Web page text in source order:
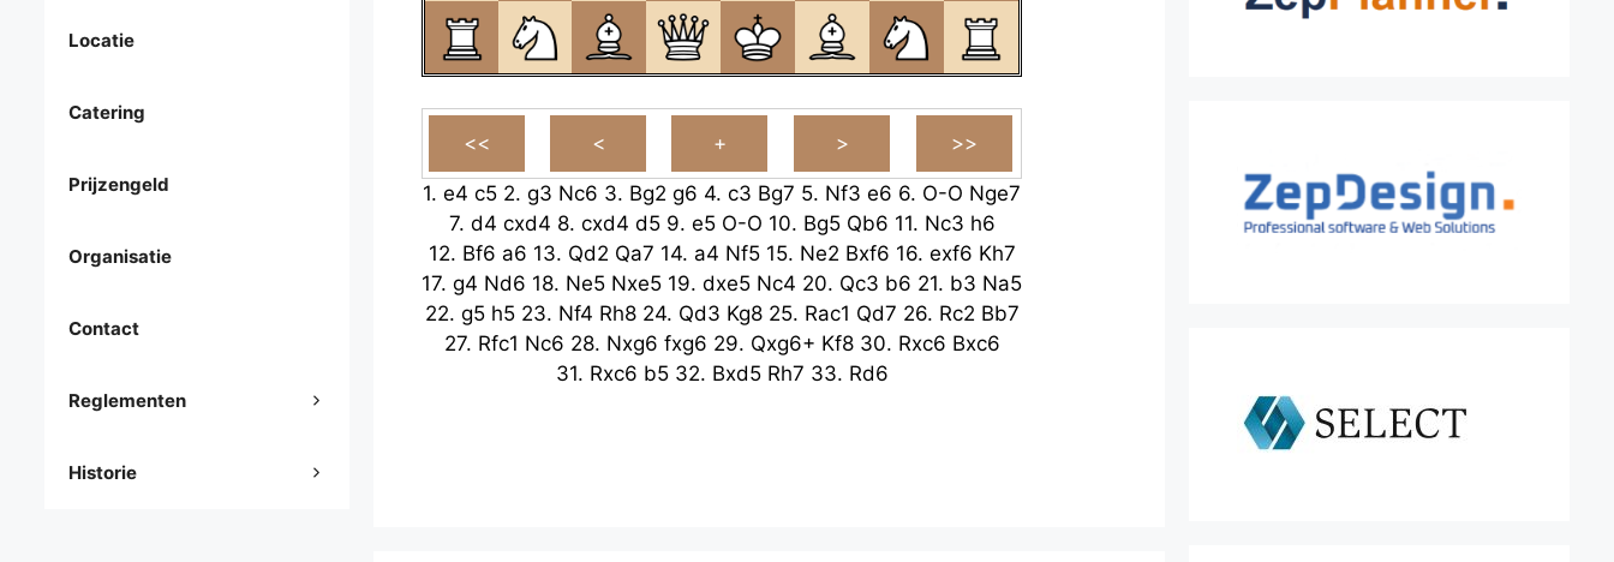
1. e4 c5 2. g3 Nc6 3. Bg2 g6 4. c3 Bg7 5. Nf3 e6 6. O-O Nge7
7. d4 cxd4 8. cxd4 d5 9. e5 O-O 10. Bg5 Qb6 11. Nc3 h6
12. Bf6 a6 13. Qd2 Qa7 14. a4 Nf5 15. Ne2 Bxf6 16. exf6 Kh7
17. g4 Nd6 18. Ne5 Nxe5 19. dxe5 Nc4 20. Qc3 b6 21. b3 Na5
22. g5 h5 23. Nf4 Rh8 24. Qd3 Kg8 25. Rac1 Qd7 26. Rc2 Bb7
27. Rfc1 Nc6 28. Nxg6 fxg6 29. Qxg6+ Kf8 30. Rxc6 Bxc6
31. Rxc6 b5 32. Bxd5 Rh7 33. Rd6
Locatie
Catering
Prijzengeld
Organisatie
Contact
Reglementen
Historie